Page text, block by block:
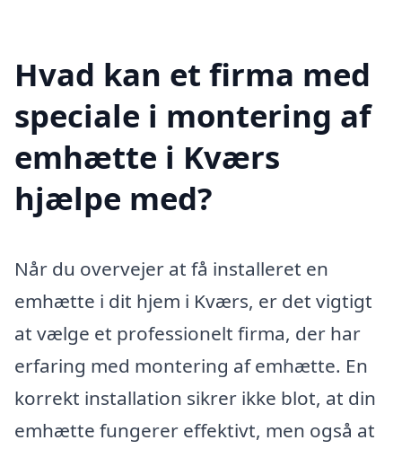
Hvad kan et firma med
speciale i montering af
emhætte i Kværs
hjælpe med?
Når du overvejer at få installeret en
emhætte i dit hjem i Kværs, er det vigtigt
at vælge et professionelt firma, der har
erfaring med montering af emhætte. En
korrekt installation sikrer ikke blot, at din
emhætte fungerer effektivt, men også at